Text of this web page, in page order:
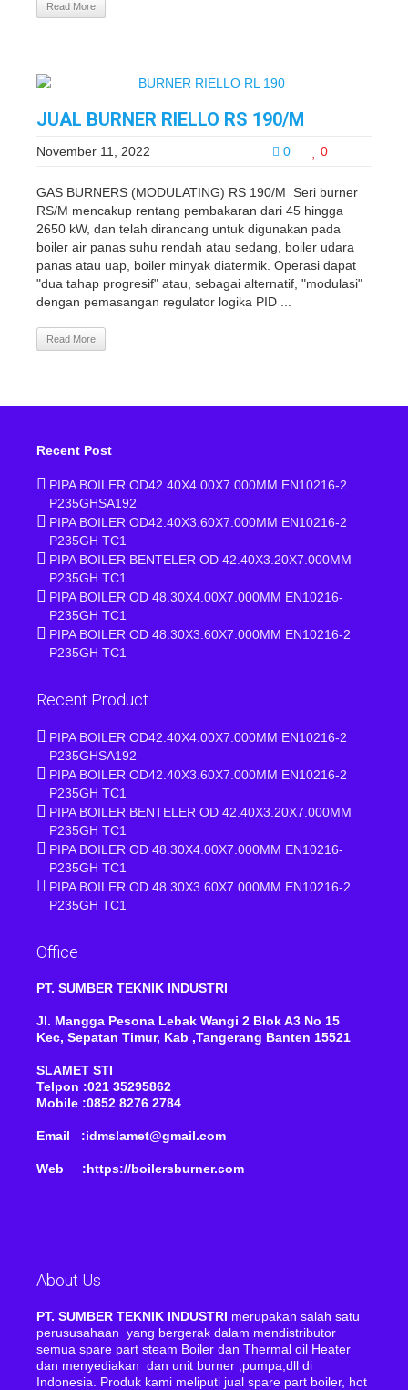
Read More
JUAL BURNER RIELLO RS 190/M
0 0
November 11, 2022
GAS BURNERS (MODULATING) RS 190/M Seri burner
RS/M mencakup rentang pembakaran dari 45 hingga
2650 kW, dan telah dirancang untuk digunakan pada
boiler air panas suhu rendah atau sedang, boiler udara
panas atau uap, boiler minyak diatermik. Operasi dapat
"dua tahap progresif" atau, sebagai alternatif, "modulasi"
dengan pemasangan regulator logika PID ...
Read More
Recent Post
PIPA BOILER OD42.40X4.00X7.000MM EN10216-2
P235GHSA192
PIPA BOILER OD42.40X3.60X7.000MM EN10216-2
P235GH TC1
PIPA BOILER BENTELER OD 42.40X3.20X7.000MM
P235GH TC1
PIPA BOILER OD 48.30X4.00X7.000MM EN10216-
P235GH TC1
PIPA BOILER OD 48.30X3.60X7.000MM EN10216-2
P235GH TC1
Recent Product
PIPA BOILER OD42.40X4.00X7.000MM EN10216-2
P235GHSA192
PIPA BOILER OD42.40X3.60X7.000MM EN10216-2
P235GH TC1
PIPA BOILER BENTELER OD 42.40X3.20X7.000MM
P235GH TC1
PIPA BOILER OD 48.30X4.00X7.000MM EN10216-
P235GH TC1
PIPA BOILER OD 48.30X3.60X7.000MM EN10216-2
P235GH TC1
Office
PT. SUMBER TEKNIK INDUSTRI
Jl. Mangga Pesona Lebak Wangi 2 Blok A3 No 15
Kec, Sepatan Timur, Kab ,Tangerang Banten 15521
SLAMET STI
Telpon :021 35295862
Mobile :0852 8276 2784
Email :idmslamet@gmail.com
Web :https://boilersburner.com
About Us
PT. SUMBER TEKNIK INDUSTRI merupakan salah satu
perususahaan yang bergerak dalam mendistributor
semua spare part steam Boiler dan Thermal oil Heater
dan menyediakan dan unit burner ,pumpa,dll di
Indonesia. Produk kami meliputi jual spare part boiler, hot